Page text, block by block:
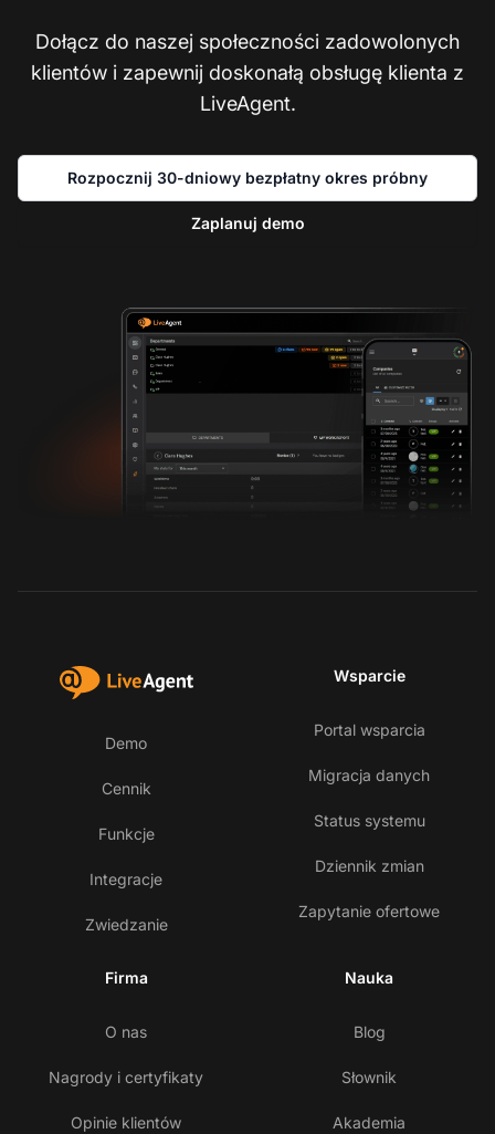
Dołącz do naszej społeczności zadowolonych
klientów i zapewnij doskonałą obsługę klienta z
LiveAgent.
Rozpocznij 30-dniowy bezpłatny okres próbny
Zaplanuj demo
Demo
Cennik
Funkcje
Integracje
Zwiedzanie
Wsparcie
Portal wsparcia
Migracja danych
Status systemu
Dziennik zmian
Zapytanie ofertowe
Firma
O nas
Nagrody i certyfikaty
Opinie klientów
Nauka
Blog
Słownik
Akademia